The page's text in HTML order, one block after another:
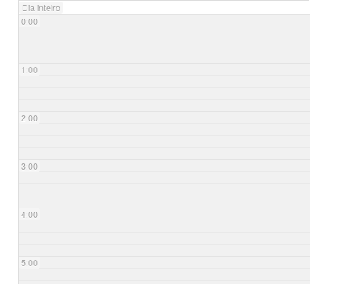
Dia inteiro
0:00
1:00
2:00
3:00
4:00
5:00